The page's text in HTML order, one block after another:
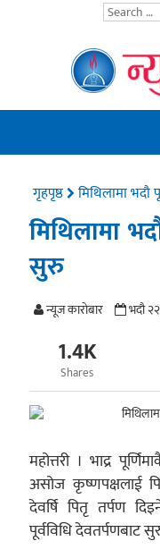
गृहपृष्ठ मिथिलामा भदौ
मिथिलामा
सुरु
न्यूज काराेबार भदौ
1.4K
Shares
महोत्तरी । भाद्र
असोज कृष्णपक्षलाई
देवर्षि पितृ तर्पण
पूर्वविधि देवतर्पणबाट